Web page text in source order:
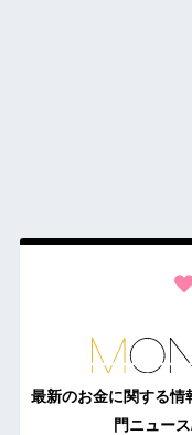
最新のお金に関する情
門ニュー